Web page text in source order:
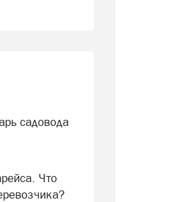
садовода
Что